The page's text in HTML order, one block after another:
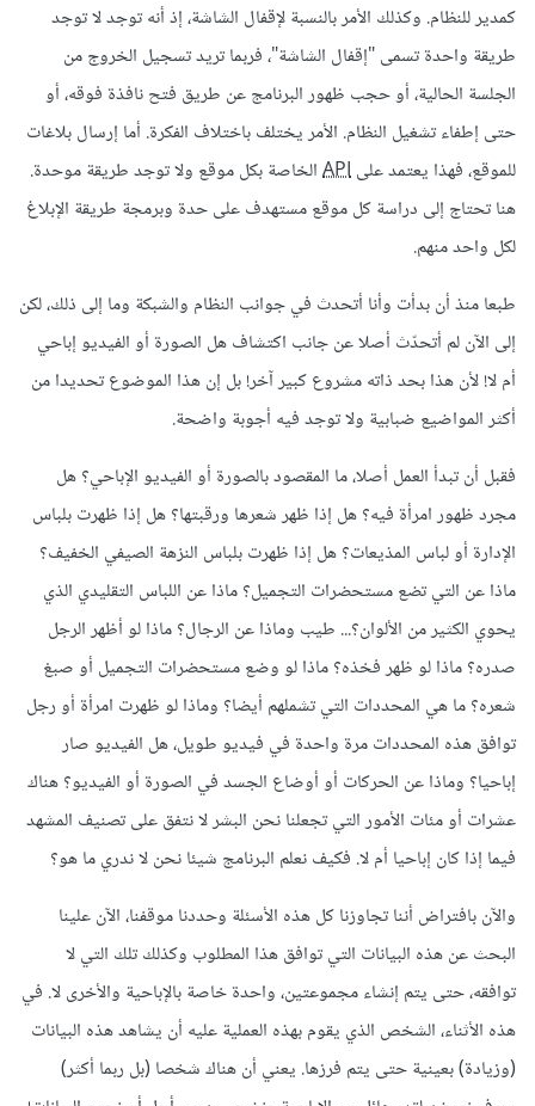
كمدير للنظام. وكذلك الأمر بالنسبة لإقفال الشاشة، إذ أنه توجد لا توجد
طريقة واحدة تسمى "إقفال الشاشة"، فربما تريد تسجيل الخروج من
الجلسة الحالية، أو حجب ظهور البرنامج عن طريق فتح نافذة فوقه، أو
حتى إطفاء تشغيل النظام. الأمر يختلف باختلاف الفكرة. أما إرسال بلاغات
للموقع، فهذا يعتمد علىAPIالخاصة بكل موقع ولا توجد طريقة موحدة.
هنا تحتاج إلى دراسة كل موقع مستهدف على حدة وبرمجة طريقة الإبلاغ
لكل واحد منهم.
طبعا منذ أن بدأت وأنا أتحدث في جوانب النظام والشبكة وما إلى ذلك، لكن
إلى الآن لم أتحدّث أصلا عن جانب اكتشاف هل الصورة أو الفيديو إباحي
أم لا! لأن هذا بحد ذاته مشروع كبير آخر! بل إن هذا الموضوع تحديدا من
أكثر المواضيع ضبابية ولا توجد فيه أجوبة واضحة.
فقبل أن تبدأ العمل أصلا، ما المقصود بالصورة أو الفيديو الإباحي؟ هل
مجرد ظهور امرأة فيه؟ هل إذا ظهر شعرها ورقبتها؟ هل إذا ظهرت بلباس
الإدارة أو لباس المذيعات؟ هل إذا ظهرت بلباس النزهة الصيفي الخفيف؟
ماذا عن التي تضع مستحضرات التجميل؟ ماذا عن اللباس التقليدي الذي
يحوي الكثير من الألوان؟... طيب وماذا عن الرجال؟ ماذا لو أظهر الرجل
صدره؟ ماذا لو ظهر فخذه؟ ماذا لو وضع مستحضرات التجميل أو صبغ
شعره؟ ما هي المحددات التي تشملهم أيضا؟ وماذا لو ظهرت امرأة أو رجل
توافق هذه المحددات مرة واحدة في فيديو طويل، هل الفيديو صار
إباحيا؟ وماذا عن الحركات أو أوضاع الجسد في الصورة أو الفيديو؟ هناك
عشرات أو مئات الأمور التي تجعلنا نحن البشر لا نتفق على تصنيف المشهد
فيما إذا كان إباحيا أم لا. فكيف نعلم البرنامج شيئا نحن لا ندري ما هو؟
والآن بافتراض أننا تجاوزنا كل هذه الأسئلة وحددنا موقفنا، الآن علينا
البحث عن هذه البيانات التي توافق هذا المطلوب وكذلك تلك التي لا
توافقه، حتى يتم إنشاء مجموعتين، واحدة خاصة بالإباحية والأخرى لا. في
هذه الأثناء، الشخص الذي يقوم بهذه العملية عليه أن يشاهد هذه البيانات
(وزيادة) بعينية حتى يتم فرزها. يعني أن هناك شخصا (بل ربما أكثر)